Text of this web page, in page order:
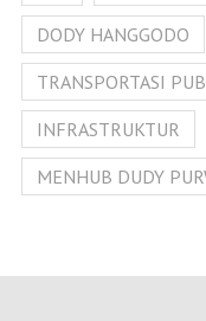
DODY HANGGODO
TRANSPORTASI
INFRASTRUKTUR
MENHUB DUDY